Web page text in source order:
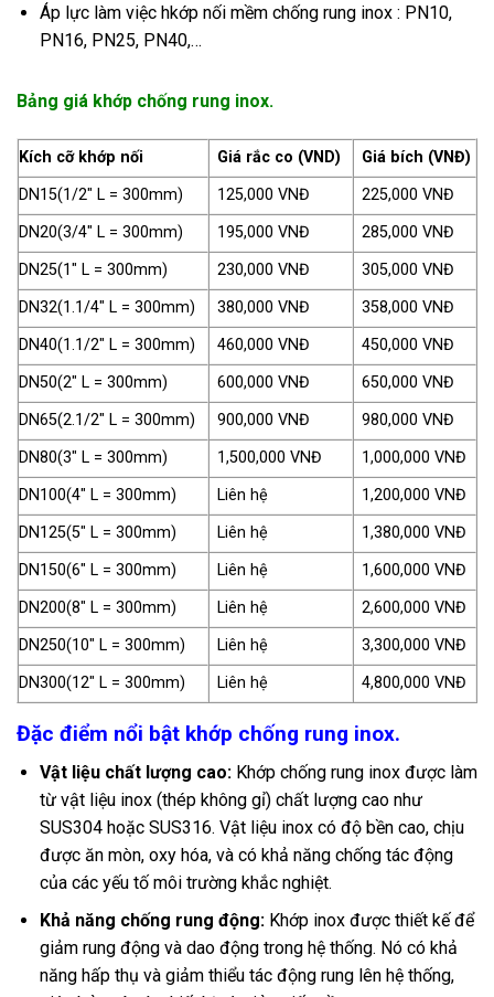
Áp lực làm việc hkớp nối mềm chống rung inox : PN10,
PN16, PN25, PN40,…
Bảng giá khớp chống rung inox.
Kích cỡ khớp nối Giá rắc co (VND)
Giá bích (VNĐ)
DN15(1/2″ L = 300mm)
125,000 VNĐ
225,000 VNĐ
DN20(3/4″ L = 300mm)
195,000 VNĐ
285,000 VNĐ
DN25(1″ L = 300mm)
230,000 VNĐ
305,000 VNĐ
DN32(1.1/4″ L = 300mm)
380,000 VNĐ
358,000 VNĐ
DN40(1.1/2″ L = 300mm)
460,000 VNĐ
450,000 VNĐ
DN50(2″ L = 300mm)
600,000 VNĐ
650,000 VNĐ
DN65(2.1/2″ L = 300mm)
900,000 VNĐ
980,000 VNĐ
DN80(3″ L = 300mm)
1,500,000 VNĐ
1,000,000 VNĐ
DN100(4″ L = 300mm)
Liên hệ
1,200,000 VNĐ
DN125(5″ L = 300mm)
Liên hệ
1,380,000 VNĐ
DN150(6″ L = 300mm)
Liên hệ
1,600,000 VNĐ
DN200(8″ L = 300mm)
Liên hệ
2,600,000 VNĐ
DN250(10″ L = 300mm)
Liên hệ
3,300,000 VNĐ
DN300(12″ L = 300mm)
Liên hệ 4,800,000 VNĐ
Đặc điểm nổi bật khớp chống rung inox.
Vật liệu chất lượng cao:Khớp chống rung inox được làm
từ vật liệu inox (thép không gỉ) chất lượng cao như
SUS304 hoặc SUS316. Vật liệu inox có độ bền cao, chịu
được ăn mòn, oxy hóa, và có khả năng chống tác động
của các yếu tố môi trường khắc nghiệt.
Khả năng chống rung động:Khớp inox được thiết kế để
giảm rung động và dao động trong hệ thống. Nó có khả
năng hấp thụ và giảm thiểu tác động rung lên hệ thống,